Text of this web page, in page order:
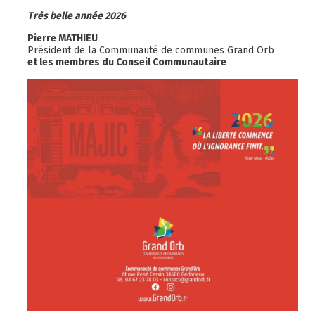
Très belle année 2026
Pierre MATHIEU
Président de la Communauté de communes Grand Orb
et les membres du Conseil Communautaire